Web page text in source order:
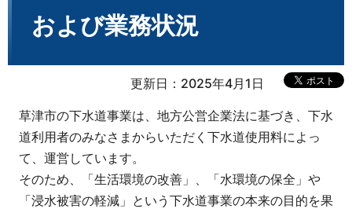
および業務状況
更新日：2025年4月1日
草津市の下水道事業は、地方公営企業法に基づき、下水
道利用者のみなさまからいただく下水道使用料によっ
て、運営しています。
そのため、「生活環境の改善」、「水環境の保全」や
「浸水被害の軽減」という下水道事業の本来の目的を果